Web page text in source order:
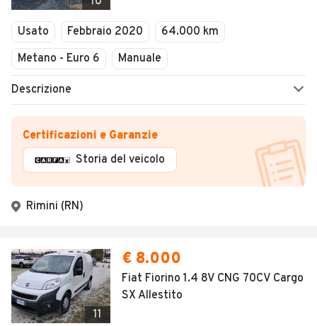
Usato Febbraio 2020
64.000 km
Metano - Euro 6
Manuale
Descrizione
Certificazioni e Garanzie
Storia del veicolo
Rimini (RN)
11
€ 8.000
Fiat Fiorino 1.4 8V CNG 70CV Cargo
SX Allestito